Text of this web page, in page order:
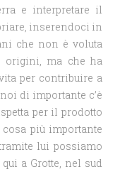
e interpretare il
inserendoci in
che non è voluta
origini, ma che ha
per contribuire a
di importante c’è
per il prodotto
più importante
lui possiamo
a Grotte, nel sud